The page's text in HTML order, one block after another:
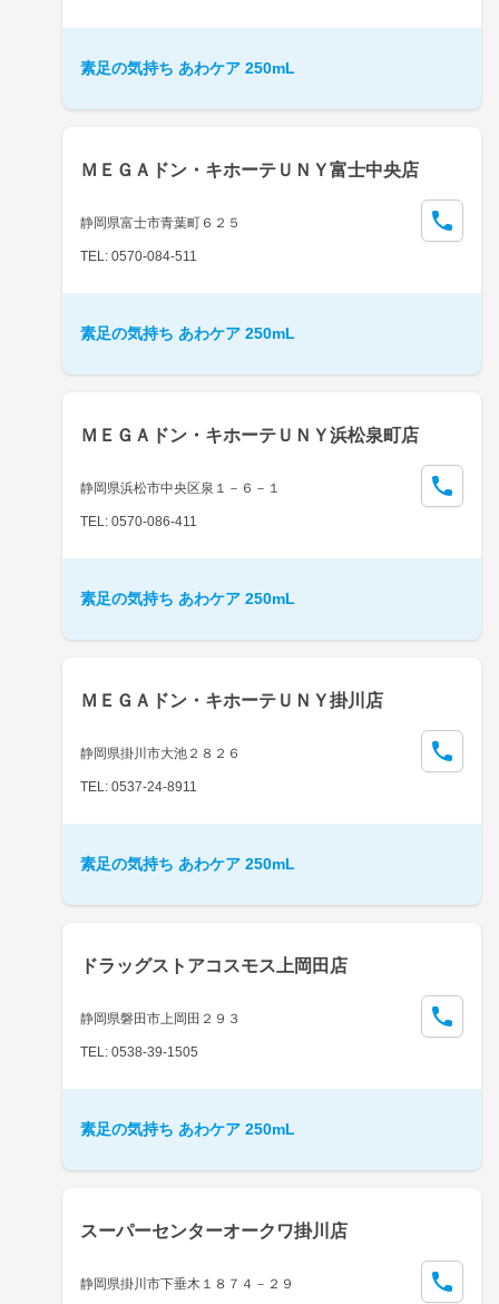
素足の気持ち あわケア 250mL
ＭＥＧＡドン・キホーテＵＮＹ富士中央店
静岡県富士市青葉町６２５
TEL: 0570-084-511
素足の気持ち あわケア 250mL
ＭＥＧＡドン・キホーテＵＮＹ浜松泉町店
静岡県浜松市中央区泉１－６－１
TEL: 0570-086-411
素足の気持ち あわケア 250mL
ＭＥＧＡドン・キホーテＵＮＹ掛川店
静岡県掛川市大池２８２６
TEL: 0537-24-8911
素足の気持ち あわケア 250mL
ドラッグストアコスモス上岡田店
静岡県磐田市上岡田２９３
TEL: 0538-39-1505
素足の気持ち あわケア 250mL
スーパーセンターオークワ掛川店
静岡県掛川市下垂木１８７４－２９